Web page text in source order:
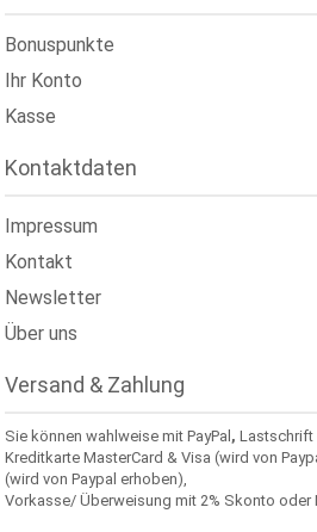
Bonuspunkte
Ihr Konto
Kasse
Kontaktdaten
Impressum
Kontakt
Newsletter
Über uns
Versand & Zahlung
Sie können wahlweise mit PayPal,Lastschrift
Kreditkarte MasterCard & Visa (wird von
(wird von Paypal erhoben),
Vorkasse/ Überweisung mit 2% Skonto oder